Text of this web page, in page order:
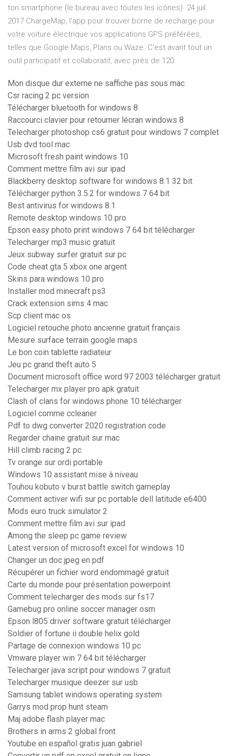
ton smartphone (le bureau avec toutes les icônes). 24 juil.
2017 ChargeMap, l'app pour trouver borne de recharge pour
votre voiture électrique vos applications GPS préférées,
telles que Google Maps, Plans ou Waze. C'est avant tout un
outil participatif et collaboratif, avec près de 120
Mon disque dur externe ne saffiche pas sous mac
Csr racing 2 pc version
Télécharger bluetooth for windows 8
Raccourci clavier pour retourner lécran windows 8
Telecharger photoshop cs6 gratuit pour windows 7 complet
Usb dvd tool mac
Microsoft fresh paint windows 10
Comment mettre film avi sur ipad
Blackberry desktop software for windows 8.1 32 bit
Télécharger python 3.5.2 for windows 7 64 bit
Best antivirus for windows 8.1
Remote desktop windows 10 pro
Epson easy photo print windows 7 64 bit télécharger
Telecharger mp3 music gratuit
Jeux subway surfer gratuit sur pc
Code cheat gta 5 xbox one argent
Skins para windows 10 pro
Installer mod minecraft ps3
Crack extension sims 4 mac
Scp client mac os
Logiciel retouche photo ancienne gratuit français
Mesure surface terrain google maps
Le bon coin tablette radiateur
Jeu pc grand theft auto 5
Document microsoft office word 97 2003 télécharger gratuit
Telecharger mx player pro apk gratuit
Clash of clans for windows phone 10 télécharger
Logiciel comme ccleaner
Pdf to dwg converter 2020 registration code
Regarder chaine gratuit sur mac
Hill climb racing 2 pc
Tv orange sur ordi portable
Windows 10 assistant mise à niveau
Touhou kobuto v burst battle switch gameplay
Comment activer wifi sur pc portable dell latitude e6400
Mods euro truck simulator 2
Comment mettre film avi sur ipad
Among the sleep pc game review
Latest version of microsoft excel for windows 10
Changer un doc jpeg en pdf
Récupérer un fichier word endommagé gratuit
Carte du monde pour présentation powerpoint
Comment telecharger des mods sur fs17
Gamebug pro online soccer manager osm
Epson l805 driver software gratuit télécharger
Soldier of fortune ii double helix gold
Partage de connexion windows 10 pc
Vmware player win 7 64 bit télécharger
Telecharger java script pour windows 7 gratuit
Telecharger musique deezer sur usb
Samsung tablet windows operating system
Garrys mod prop hunt steam
Maj adobe flash player mac
Brothers in arms 2 global front
Youtube en español gratis juan gabriel